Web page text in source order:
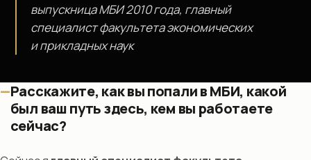
выпускница МБИ 2010 года, главный
специалист факультета экономических
и прикладных наук
Расскажите, как вы попали в МБИ, какой
был ваш путь здесь, кем вы работаете
сейчас?